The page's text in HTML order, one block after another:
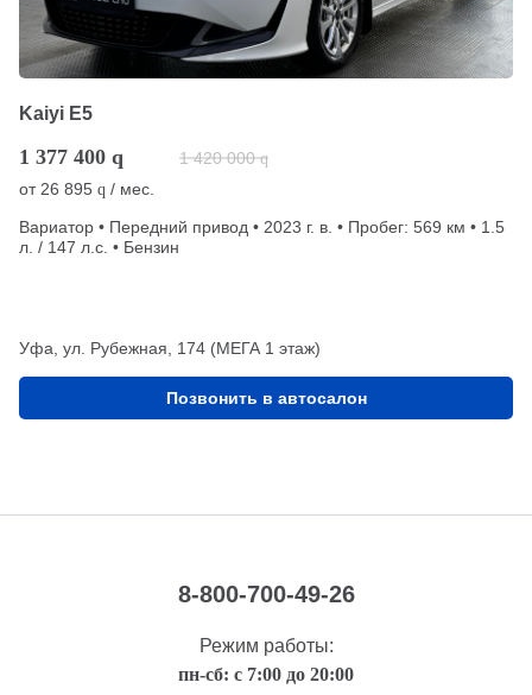
Kaiyi E5
1 377 400 q 1 420 000 q
от 26 895 q / мес.
Вариатор • Передний привод • 2023 г. в. • Пробег: 569 км • 1.5
л. / 147 л.с. • Бензин
Уфа, ул. Рубежная, 174 (МЕГА 1 этаж)
Позвонить в автосалон
8-800-700-49-26
Режим работы:
пн-сб: с 7:00 до 20:00